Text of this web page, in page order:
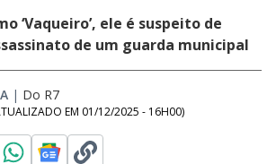
‘Vaqueiro’, ele é suspeito de
de um guarda municipal
| Do R7
EM 01/12/2025 - 16H00)